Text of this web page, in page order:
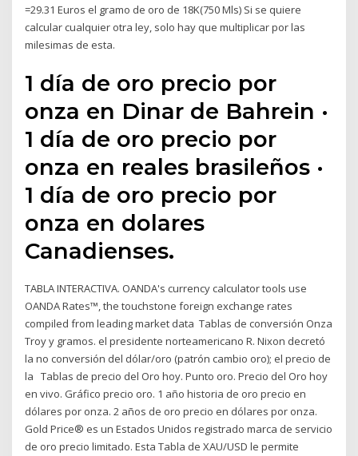
=29.31 Euros el gramo de oro de 18K(750 Mls) Si se quiere
calcular cualquier otra ley, solo hay que multiplicar por las
milesimas de esta.
1 día de oro precio por
onza en Dinar de Bahrein ·
1 día de oro precio por
onza en reales brasileños ·
1 día de oro precio por
onza en dolares
Canadienses.
TABLA INTERACTIVA. OANDA's currency calculator tools use
OANDA Rates™, the touchstone foreign exchange rates
compiled from leading market data Tablas de conversión Onza
Troy y gramos. el presidente norteamericano R. Nixon decretó
la no conversión del dólar/oro (patrón cambio oro); el precio de
la Tablas de precio del Oro hoy. Punto oro. Precio del Oro hoy
en vivo. Gráfico precio oro. 1 año historia de oro precio en
dólares por onza. 2 años de oro precio en dólares por onza.
Gold Price® es un Estados Unidos registrado marca de servicio
de oro precio limitado. Esta Tabla de XAU/USD le permite